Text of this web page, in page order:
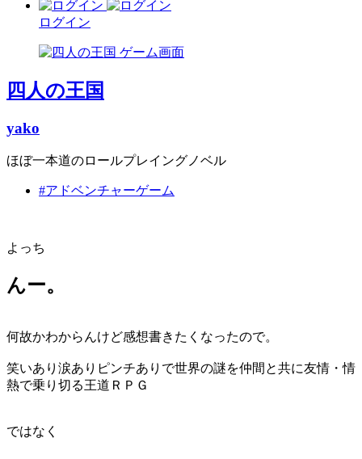
ログイン
四人の王国
yako
ほぼ一本道のロールプレイングノベル
#アドベンチャーゲーム
よっち
んー。
何故かわからんけど感想書きたくなったので。
笑いあり涙ありピンチありで世界の謎を仲間と共に友情・情
熱で乗り切る王道ＲＰＧ
ではなく